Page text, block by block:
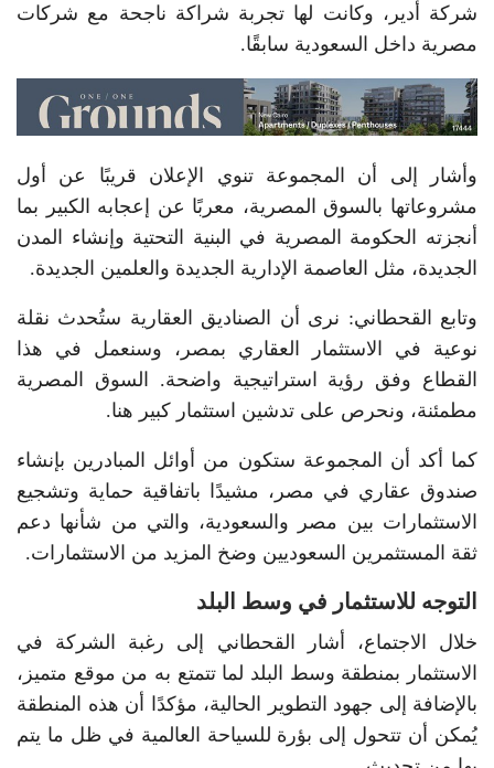
شركة أدير، وكانت لها تجربة شراكة ناجحة مع شركات
مصرية داخل السعودية سابقًا.
وأشار إلى أن المجموعة تنوي الإعلان قريبًا عن أول
مشروعاتها بالسوق المصرية، معربًا عن إعجابه الكبير بما
أنجزته الحكومة المصرية في البنية التحتية وإنشاء المدن
الجديدة، مثل العاصمة الإدارية الجديدة والعلمين الجديدة.
وتابع القحطاني: نرى أن الصناديق العقارية ستُحدث نقلة
نوعية في الاستثمار العقاري بمصر، وسنعمل في هذا
القطاع وفق رؤية استراتيجية واضحة. السوق المصرية
مطمئنة، ونحرص على تدشين استثمار كبير هنا.
كما أكد أن المجموعة ستكون من أوائل المبادرين بإنشاء
صندوق عقاري في مصر، مشيدًا باتفاقية حماية وتشجيع
الاستثمارات بين مصر والسعودية، والتي من شأنها دعم
ثقة المستثمرين السعوديين وضخ المزيد من الاستثمارات.
التوجه للاستثمار في وسط البلد
خلال الاجتماع، أشار القحطاني إلى رغبة الشركة في
الاستثمار بمنطقة وسط البلد لما تتمتع به من موقع متميز،
بالإضافة إلى جهود التطوير الحالية، مؤكدًا أن هذه المنطقة
يُمكن أن تتحول إلى بؤرة للسياحة العالمية في ظل ما يتم